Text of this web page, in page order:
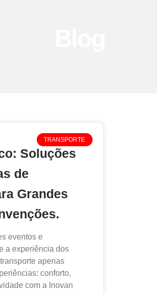
TRANSPORTE
Soluções
de
Grandes
eventos e
a experiência dos
apenas
conforto,
com a Inovan